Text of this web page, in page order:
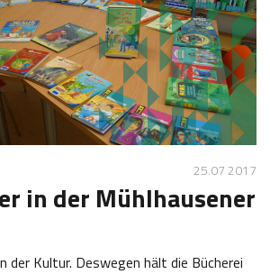
25.07 2017
in der Mühlhausener
der Kultur. Deswegen hält die Bücherei